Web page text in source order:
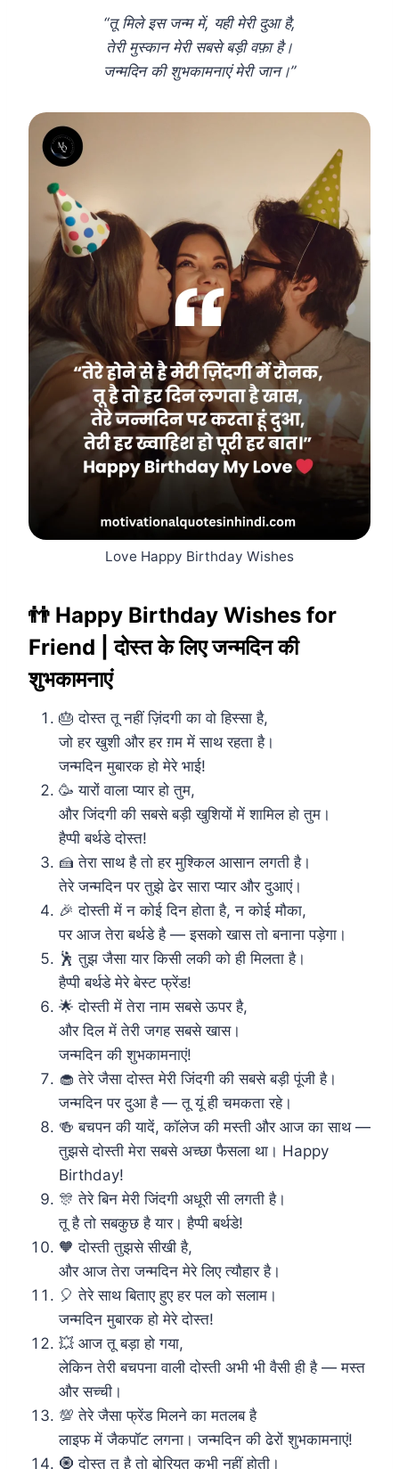
“तू मिले इस जन्म में, यही मेरी दुआ है,
तेरी मुस्कान मेरी सबसे बड़ी वफ़ा है।
जन्मदिन की शुभकामनाएं मेरी जान।”
Love Happy Birthday Wishes
👬 Happy Birthday Wishes for
Friend | दोस्त के लिए जन्मदिन की
शुभकामनाएं
🎂 दोस्त तू नहीं ज़िंदगी का वो हिस्सा है,
जो हर खुशी और हर ग़म में साथ रहता है।
जन्मदिन मुबारक हो मेरे भाई!
🥳 यारों वाला प्यार हो तुम,
और जिंदगी की सबसे बड़ी खुशियों में शामिल हो तुम।
हैप्पी बर्थडे दोस्त!
🍰 तेरा साथ है तो हर मुश्किल आसान लगती है।
तेरे जन्मदिन पर तुझे ढेर सारा प्यार और दुआएं।
🎉 दोस्ती में न कोई दिन होता है, न कोई मौका,
पर आज तेरा बर्थडे है — इसको खास तो बनाना पड़ेगा।
🕺 तुझ जैसा यार किसी लकी को ही मिलता है।
हैप्पी बर्थडे मेरे बेस्ट फ्रेंड!
🌟 दोस्ती में तेरा नाम सबसे ऊपर है,
और दिल में तेरी जगह सबसे खास।
जन्मदिन की शुभकामनाएं!
🧁 तेरे जैसा दोस्त मेरी जिंदगी की सबसे बड़ी पूंजी है।
जन्मदिन पर दुआ है — तू यूं ही चमकता रहे।
🍻 बचपन की यादें, कॉलेज की मस्ती और आज का साथ —
तुझसे दोस्ती मेरा सबसे अच्छा फैसला था। Happy
Birthday!
🎊 तेरे बिन मेरी जिंदगी अधूरी सी लगती है।
तू है तो सबकुछ है यार। हैप्पी बर्थडे!
🧡 दोस्ती तुझसे सीखी है,
और आज तेरा जन्मदिन मेरे लिए त्यौहार है।
🎈 तेरे साथ बिताए हुए हर पल को सलाम।
जन्मदिन मुबारक हो मेरे दोस्त!
💥 आज तू बड़ा हो गया,
लेकिन तेरी बचपना वाली दोस्ती अभी भी वैसी ही है — मस्त
और सच्ची।
💯 तेरे जैसा फ्रेंड मिलने का मतलब है
लाइफ में जैकपॉट लगना। जन्मदिन की ढेरों शुभकामनाएं!
🧿 दोस्त तू है तो बोरियत कभी नहीं होती।